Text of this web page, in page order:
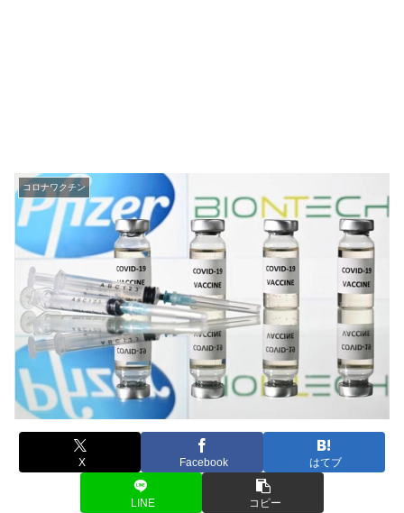
コロナワクチン
X Facebook はてブ
LINE コピー